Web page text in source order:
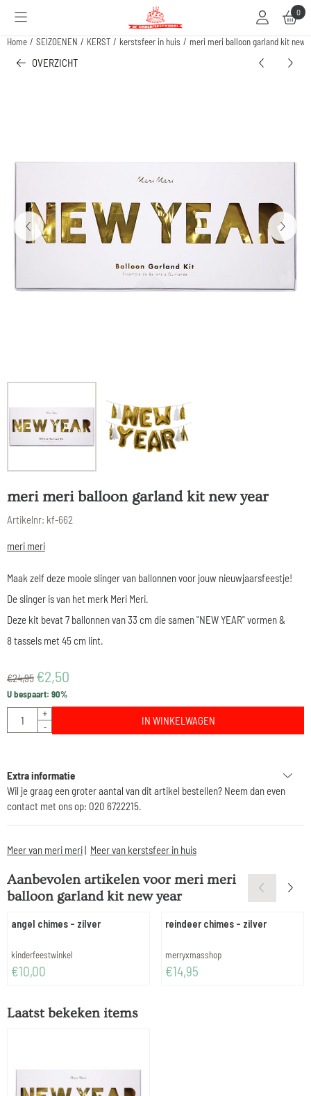
Cookievoorkeuren zijn beschikbaar. Kies instellingen of sta alle cookies toe.0
Home / SEIZOENEN / KERST / kerstsfeer in huis / meri meri balloon garland kit new
OVERZICHT
meri meri balloon garland kit new year
Artikelnr: kf-662
meri meri
Maak zelf deze mooie slinger van ballonnen voor jouw nieuwjaarsfeestje!
De slinger is van het merk Meri Meri.
Deze kit bevat 7 ballonnen van 33 cm die samen "NEW YEAR" vormen &
8 tassels met 45 cm lint.
€24,95 €2,50
U bespaart: 90%
Aantal
+
-
IN WINKELWAGEN
Extra informatie
Wil je graag een groter aantal van dit artikel bestellen? Neem dan even
contact met ons op: 020 6722215.
Meer van meri meri| Meer van kerstsfeer in huis
Aanbevolen artikelen voormeri meri
balloon garland kit new year
angel chimes - zilver
Merk:
kinderfeestwinkel
Prijs: 10,00
€10,00
reindeer chimes - zilver
Merk:
merryxmasshop
Prijs: 14,95
€14,95
Laatst bekeken items